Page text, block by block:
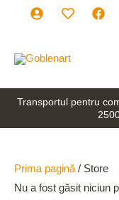
Transportul pentru
Prima pagină / Store
Nu a fost găsit niciun